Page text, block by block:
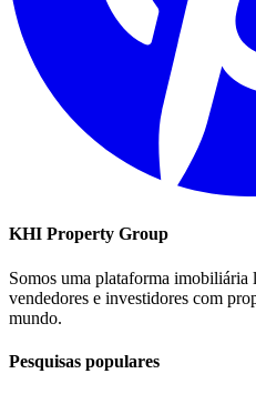
KHI Property Group
Somos uma plataforma imobiliária
vendedores e investidores com
mundo.
Pesquisas populares